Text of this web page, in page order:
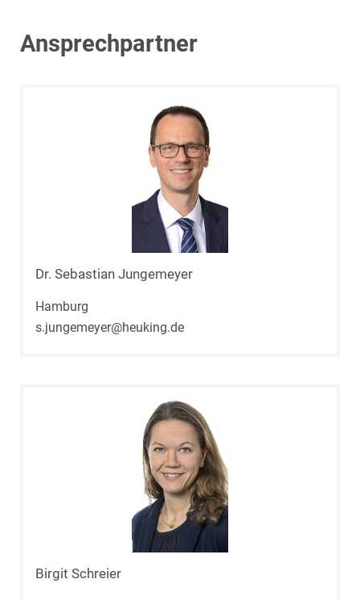
Ansprechpartner
Dr. Sebastian Jungemeyer
Hamburg
s.jungemeyer@heuking.de
Birgit Schreier